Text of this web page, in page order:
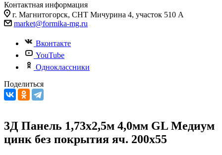
Контактная информация
г. Магнитогорск, СНТ Мичурина 4, участок 510 А
market@formika-mg.ru
Вконтакте
YouTube
Одноклассники
Поделиться
3Д Панель 1,73х2,5м 4,0мм GL Медиум
цинк без покрытия яч. 200х55